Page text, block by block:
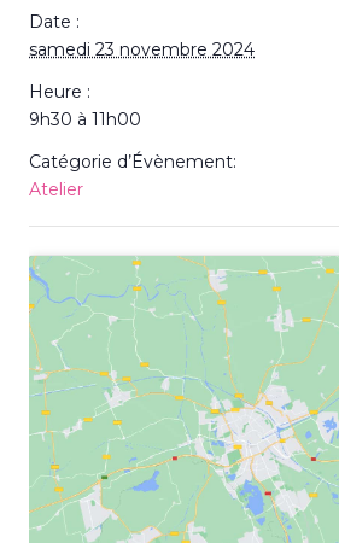
Date :
samedi 23 novembre 2024
Heure :
9h30 à 11h00
Catégorie d’Évènement:
Atelier